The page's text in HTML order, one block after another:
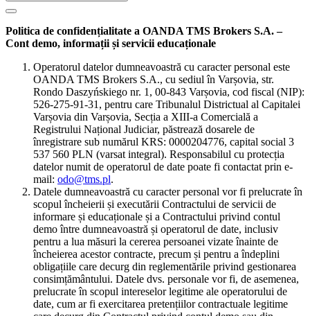
Politica de confidențialitate a OANDA TMS Brokers S.A. –
Cont demo, informații și servicii educaționale
Operatorul datelor dumneavoastră cu caracter personal este
OANDA TMS Brokers S.A., cu sediul în Varșovia, str.
Rondo Daszyńskiego nr. 1, 00-843 Varșovia, cod fiscal (NIP):
526-275-91-31, pentru care Tribunalul Districtual al Capitalei
Varșovia din Varșovia, Secția a XIII-a Comercială a
Registrului Național Judiciar, păstrează dosarele de
înregistrare sub numărul KRS: 0000204776, capital social 3
537 560 PLN (varsat integral). Responsabilul cu protecția
datelor numit de operatorul de date poate fi contactat prin e-
mail: odo@tms.pl.
Datele dumneavoastră cu caracter personal vor fi prelucrate în
scopul încheierii și executării Contractului de servicii de
informare și educaționale și a Contractului privind contul
demo între dumneavoastră și operatorul de date, inclusiv
pentru a lua măsuri la cererea persoanei vizate înainte de
încheierea acestor contracte, precum și pentru a îndeplini
obligațiile care decurg din reglementările privind gestionarea
consimțământului. Datele dvs. personale vor fi, de asemenea,
prelucrate în scopul intereselor legitime ale operatorului de
date, cum ar fi exercitarea pretențiilor contractuale legitime